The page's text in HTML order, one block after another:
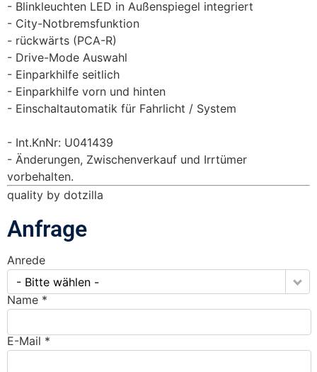
Blinkleuchten LED in Außenspiegel integriert
City-Notbremsfunktion
rückwärts (PCA-R)
Drive-Mode Auswahl
Einparkhilfe seitlich
Einparkhilfe vorn und hinten
Einschaltautomatik für Fahrlicht / System
Int.KnNr: U041439
Änderungen, Zwischenverkauf und Irrtümer
vorbehalten.
quality by dotzilla
Anfrage
Anrede
- Bitte wählen -
Name *
E-Mail *